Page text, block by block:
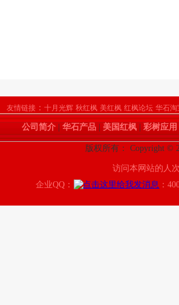
友情链接 ： 十月光辉 秋红枫 美红枫 红枫论坛 华石淘
公司简介 |华石产品 |美国红枫 |彩树应用
版权所有： Copyright ©
访问本网站的人次
企业QQ：
：